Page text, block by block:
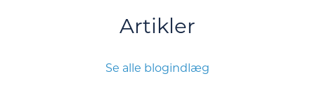
Artikler
Se alle blogindlæg